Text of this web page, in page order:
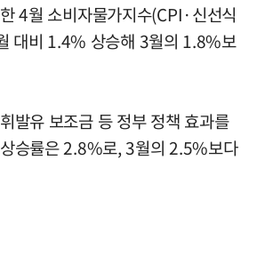
4월 소비자물가지수(CPI·신선식
대비 1.4% 상승해 3월의 1.8%보
발유 보조금 등 정부 정책 효과를
승률은 2.8%로, 3월의 2.5%보다